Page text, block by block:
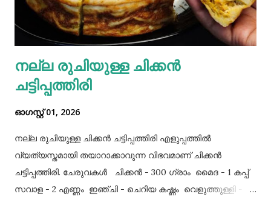
നല്ല രുചിയുള്ള ചിക്കൻ
ചട്ടിപ്പത്തിരി
ഓഗസ്റ്റ് 01, 2026
നല്ല രുചിയുള്ള ചിക്കൻ ചട്ടിപ്പത്തിരി എളുപ്പത്തിൽ
വ്യത്യസ്തമായി തയാറാക്കാവുന്ന വിഭവമാണ് ചിക്കൻ
ചട്ടിപ്പത്തിരി. ചേരുവകൾ ചിക്കൻ - 300 ഗ്രാം മൈദ - 1 കപ്പ്‌
സവാള - 2 എണ്ണം ഇഞ്ചി - ചെറിയ കഷ്ണം വെളുത്തുള്ളി - 5